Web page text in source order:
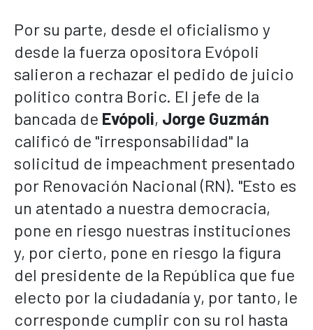
Por su parte, desde el oficialismo y
desde la fuerza opositora Evópoli
salieron a rechazar el pedido de juicio
político contra Boric. El jefe de la
bancada de Evópoli, Jorge Guzmán
calificó de "irresponsabilidad" la
solicitud de impeachment presentado
por Renovación Nacional (RN). "Esto es
un atentado a nuestra democracia,
pone en riesgo nuestras instituciones
y, por cierto, pone en riesgo la figura
del presidente de la República que fue
electo por la ciudadanía y, por tanto, le
corresponde cumplir con su rol hasta